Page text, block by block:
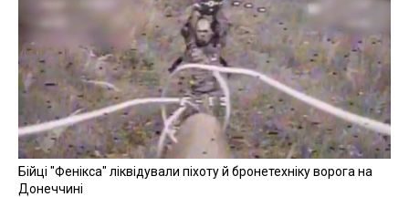
Бійці "Фенікса" ліквідували піхоту й бронетехніку ворога на
Донеччині